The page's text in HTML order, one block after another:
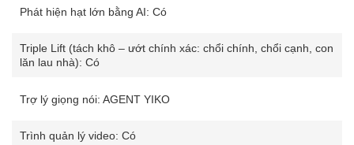
Phát hiện hạt lớn bằng AI: Có
Triple Lift (tách khô – ướt chính xác: chổi chính, chổi cạnh, con
lăn lau nhà): Có
Trợ lý giọng nói: AGENT YIKO
Trình quản lý video: Có